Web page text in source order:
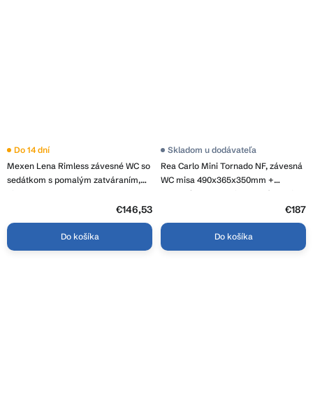
Mexen Lena Rimless závesné WC so
sedátkom s pomalým zatváraním,
Priemerné
produktu
je
Do 14 dní
€146,53
Do košíka
Rea Carlo Mini Tornado NF, závesná
WC misa 490x365x350mm +
toaletné sedadlo, biela-zlatý okraj,
Skladom u dodávateľa
€187
Do košíka